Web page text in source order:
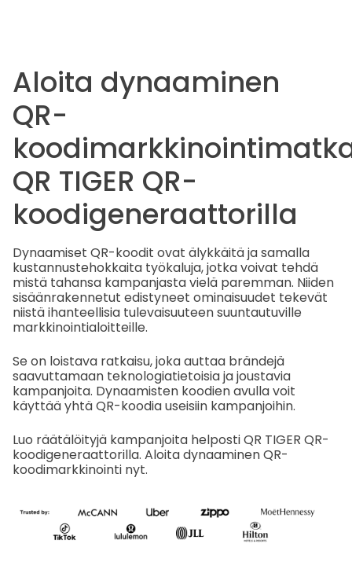
Aloita dynaaminen
QR-
QR TIGER QR-
koodigeneraattorilla
Dynaamiset QR-koodit ovat älykkäitä ja samalla
kustannustehokkaita työkaluja, jotka voivat tehdä
mistä tahansa kampanjasta vielä paremman. Niiden
sisäänrakennetut edistyneet ominaisuudet tekevät
niistä ihanteellisia tulevaisuuteen suuntautuville
markkinointialoitteille.
Se on loistava ratkaisu, joka auttaa brändejä
saavuttamaan teknologiatietoisia ja joustavia
kampanjoita. Dynaamisten koodien avulla voit
käyttää yhtä QR-koodia useisiin kampanjoihin.
Luo räätälöityjä kampanjoita helposti QR TIGER QR-
koodigeneraattorilla. Aloita dynaaminen QR-
koodimarkkinointi nyt.